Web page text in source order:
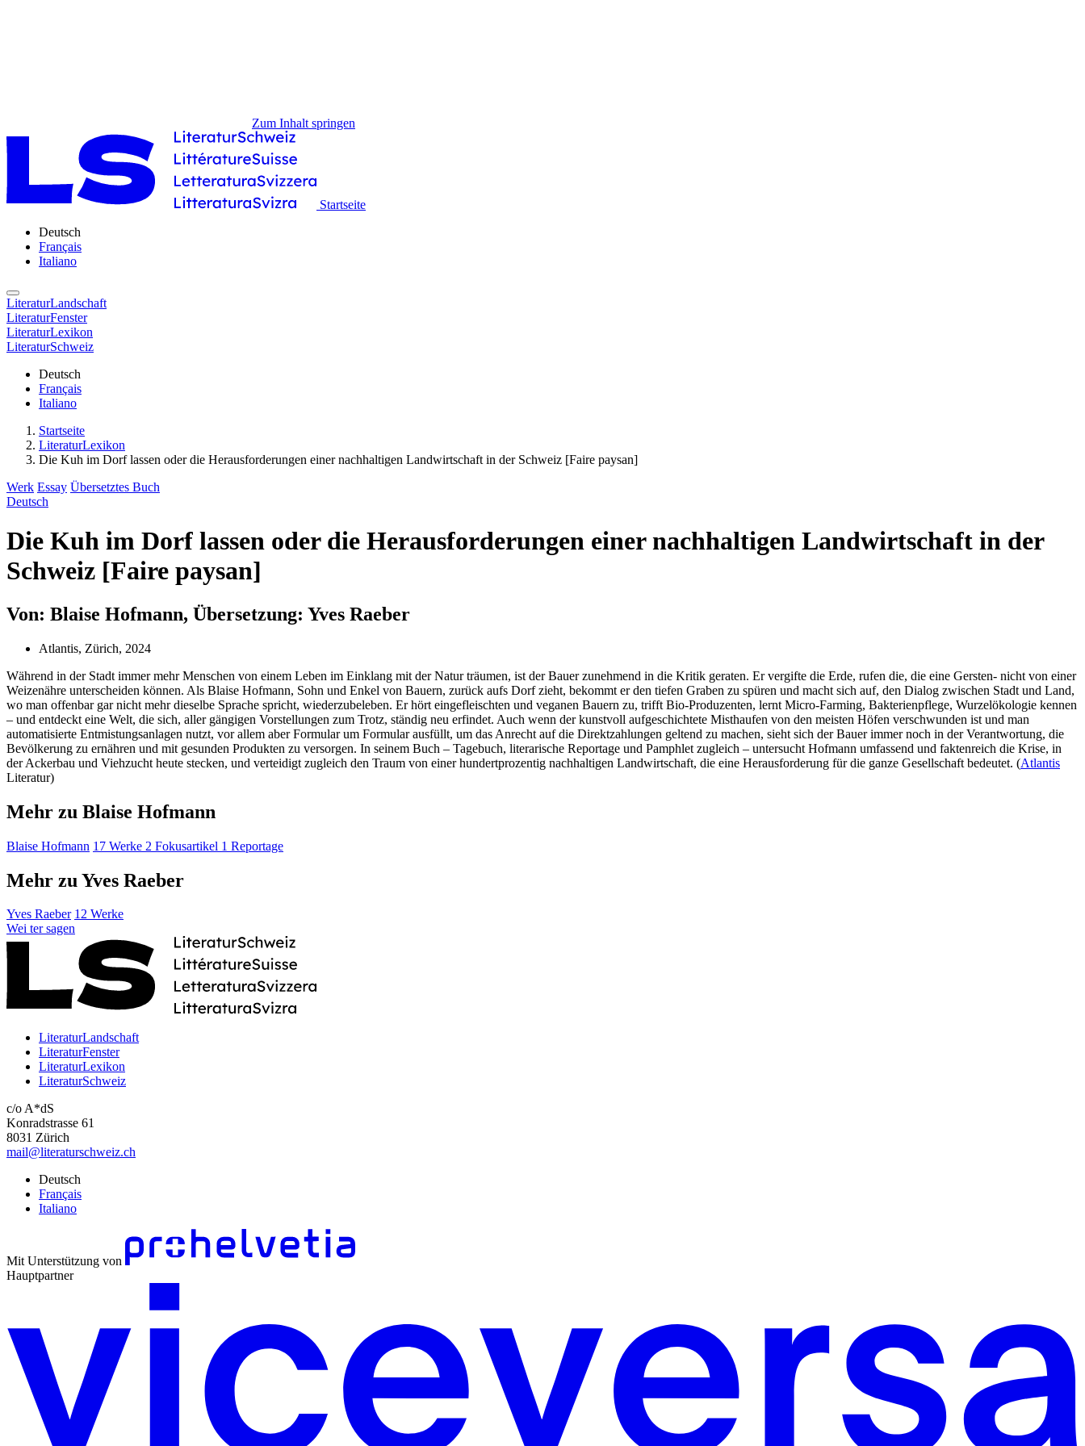
Zum Inhalt springen
Startseite
Deutsch
Français
Italiano
LiteraturLandschaft
LiteraturFenster
LiteraturLexikon
LiteraturSchweiz
Deutsch
Français
Italiano
Startseite
LiteraturLexikon
Die Kuh im Dorf lassen oder die Herausforderungen einer nachhaltigen Landwirtschaft in der Schweiz [Faire paysan]
Werk Essay Übersetztes Buch
Deutsch
Die Kuh im Dorf lassen oder die Herausforderungen einer nachhaltigen Landwirtschaft in der
Schweiz [Faire paysan]
Von: Blaise Hofmann, Übersetzung: Yves Raeber
Atlantis, Zürich, 2024
Während in der Stadt immer mehr Menschen von einem Leben im Einklang mit der Natur träumen, ist der Bauer zunehmend in die Kritik geraten. Er vergifte die Erde, rufen die, die eine Gersten- nicht von einer
Weizenähre unterscheiden können. Als Blaise Hofmann, Sohn und Enkel von Bauern, zurück aufs Dorf zieht, bekommt er den tiefen Graben zu spüren und macht sich auf, den Dialog zwischen Stadt und Land,
wo man offenbar gar nicht mehr dieselbe Sprache spricht, wiederzubeleben. Er hört eingefleischten und veganen Bauern zu, trifft Bio-Produzenten, lernt Micro-Farming, Bakterienpflege, Wurzelökologie kennen
– und entdeckt eine Welt, die sich, aller gängigen Vorstellungen zum Trotz, ständig neu erfindet. Auch wenn der kunstvoll aufgeschichtete Misthaufen von den meisten Höfen verschwunden ist und man
automatisierte Entmistungsanlagen nutzt, vor allem aber Formular um Formular ausfüllt, um das Anrecht auf die Direktzahlungen geltend zu machen, sieht sich der Bauer immer noch in der Verantwortung, die
Bevölkerung zu ernähren und mit gesunden Produkten zu versorgen. In seinem Buch – Tagebuch, literarische Reportage und Pamphlet zugleich – untersucht Hofmann umfassend und faktenreich die Krise, in
der Ackerbau und Viehzucht heute stecken, und verteidigt zugleich den Traum von einer hundertprozentig nachhaltigen Landwirtschaft, die eine Herausforderung für die ganze Gesellschaft bedeutet. (Atlantis
Literatur)
Mehr zu Blaise Hofmann
Blaise Hofmann 17 Werke 2 Fokusartikel 1 Reportage
Mehr zu Yves Raeber
Yves Raeber 12 Werke
Wei ter sagen
LiteraturLandschaft
LiteraturFenster
LiteraturLexikon
LiteraturSchweiz
c/o A*dS
Konradstrasse 61
8031 Zürich
mail@literaturschweiz.ch
Deutsch
Français
Italiano
Mit Unterstützung von
Hauptpartner